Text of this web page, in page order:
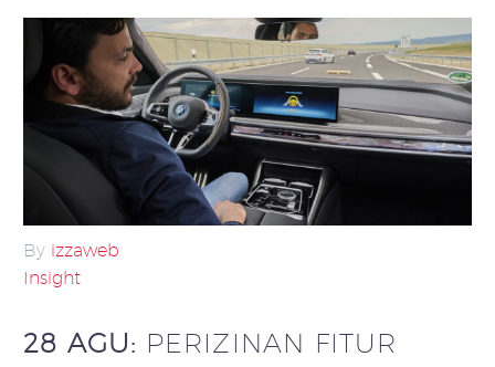
By izzaweb
Insight
28 AGU: PERIZINAN FITUR